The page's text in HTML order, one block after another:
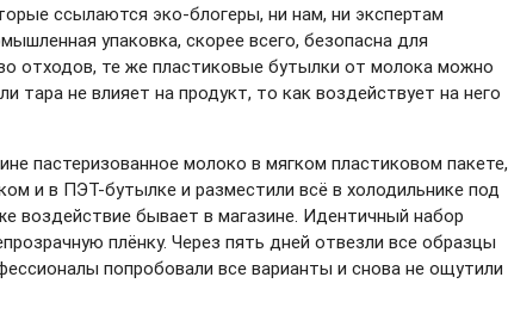
ссылаются эко-блогеры, ни нам, ни экспертам
упаковка, скорее всего, безопасна для
отходов, те же пластиковые бутылки от молока можно
тара не влияет на продукт, то как воздействует на него
пастеризованное молоко в мягком пластиковом пакете,
и в ПЭТ-бутылке и разместили всё в холодильнике под
воздействие бывает в магазине. Идентичный набор
плёнку. Через пять дней отвезли все образцы
попробовали все варианты и снова не ощутили